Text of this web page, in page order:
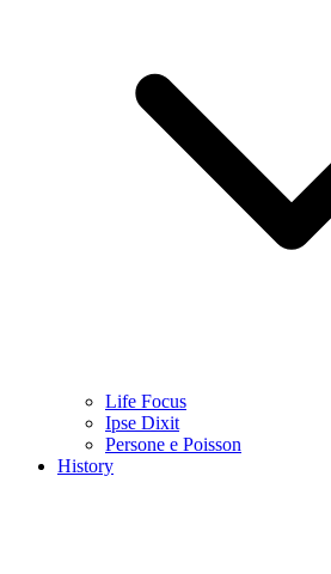
Life Focus
Ipse Dixit
Persone e Poisson
History